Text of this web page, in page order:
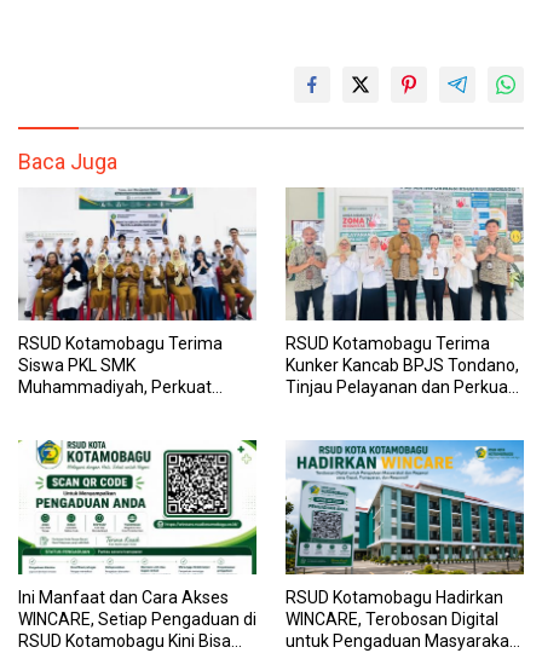
Baca Juga
RSUD Kotamobagu Terima
Siswa PKL SMK
Muhammadiyah, Perkuat
RSUD Kotamobagu Terima
Kunker Kancab BPJS Tondano,
Tinjau Pelayanan dan Perkuat
Ini Manfaat dan Cara Akses
WINCARE, Setiap Pengaduan di
RSUD Kotamobagu Kini Bisa
RSUD Kotamobagu Hadirkan
WINCARE, Terobosan Digital
untuk Pengaduan Masyarakat